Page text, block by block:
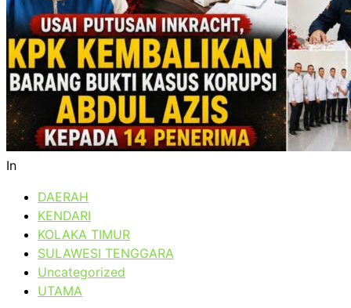
In
DAERAH
KENDARI
KOLAKA TIMUR
SULAWESI TENGGARA
Uncategorized
UTAMA